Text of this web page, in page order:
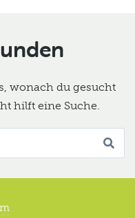
wonach du gesucht
hilft eine Suche.